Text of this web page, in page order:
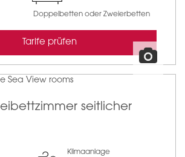
Doppelbetten oder Zweierbetten
Tarife prüfen
seitlicher
Klimaanlage